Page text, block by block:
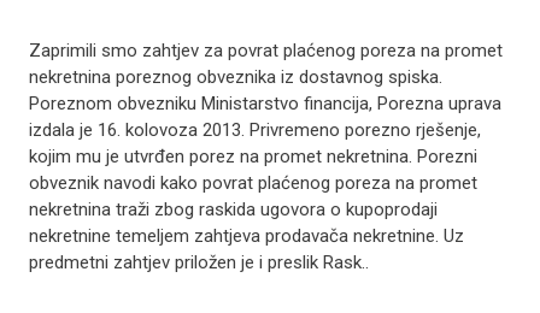
Zaprimili smo zahtjev za povrat plaćenog poreza na promet
nekretnina poreznog obveznika iz dostavnog spiska.
Poreznom obvezniku Ministarstvo financija, Porezna uprava
izdala je 16. kolovoza 2013. Privremeno porezno rješenje,
kojim mu je utvrđen porez na promet nekretnina. Porezni
obveznik navodi kako povrat plaćenog poreza na promet
nekretnina traži zbog raskida ugovora o kupoprodaji
nekretnine temeljem zahtjeva prodavača nekretnine. Uz
predmetni zahtjev priložen je i preslik Rask..